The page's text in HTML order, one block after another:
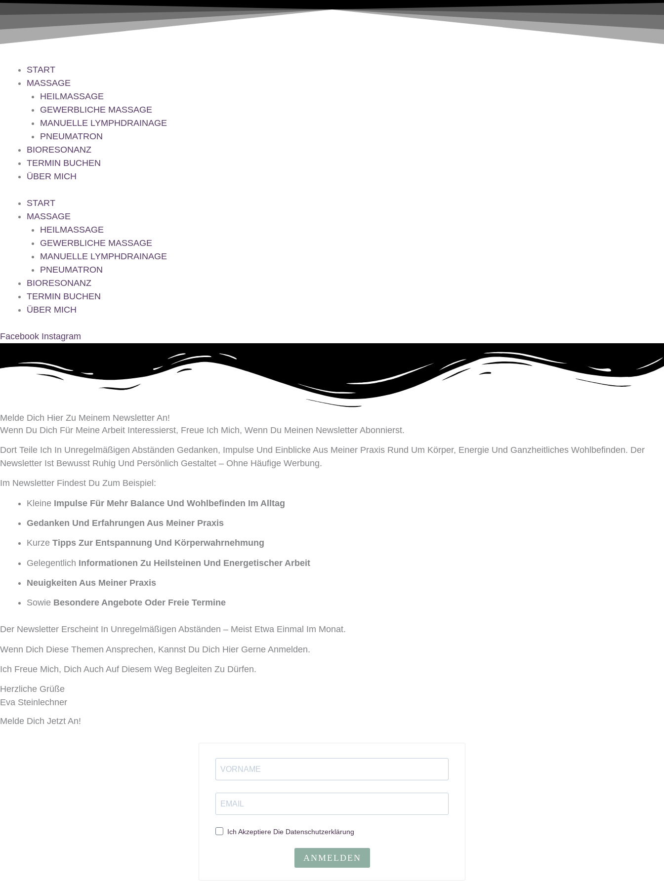
Zum
Springen
START
MASSAGE
HEILMASSAGE
GEWERBLICHE MASSAGE
MANUELLE LYMPHDRAINAGE
PNEUMATRON
BIORESONANZ
TERMIN BUCHEN
ÜBER MICH
START
MASSAGE
HEILMASSAGE
GEWERBLICHE MASSAGE
MANUELLE LYMPHDRAINAGE
PNEUMATRON
BIORESONANZ
TERMIN BUCHEN
ÜBER MICH
Facebook Instagram
Melde Dich Hier Zu Meinem Newsletter An!
Wenn Du Dich Für Meine Arbeit Interessierst, Freue Ich Mich, Wenn Du Meinen Newsletter Abonnierst.
Dort Teile Ich In Unregelmäßigen Abständen Gedanken, Impulse Und Einblicke Aus Meiner Praxis Rund Um Körper, Energie Und Ganzheitliches Wohlbefinden. Der
Newsletter Ist Bewusst Ruhig Und Persönlich Gestaltet – Ohne Häufige Werbung.
Im Newsletter Findest Du Zum Beispiel:
Kleine Impulse Für Mehr Balance Und Wohlbefinden Im Alltag
Gedanken Und Erfahrungen Aus Meiner Praxis
Kurze Tipps Zur Entspannung Und Körperwahrnehmung
Gelegentlich Informationen Zu Heilsteinen Und Energetischer Arbeit
Neuigkeiten Aus Meiner Praxis
Sowie Besondere Angebote Oder Freie Termine
Der Newsletter Erscheint In Unregelmäßigen Abständen – Meist Etwa Einmal Im Monat.
Wenn Dich Diese Themen Ansprechen, Kannst Du Dich Hier Gerne Anmelden.
Ich Freue Mich, Dich Auch Auf Diesem Weg Begleiten Zu Dürfen.
Herzliche Grüße
Eva Steinlechner
Melde Dich Jetzt An!
Ich Akzeptiere Die Datenschutzerklärung
ANMELDEN